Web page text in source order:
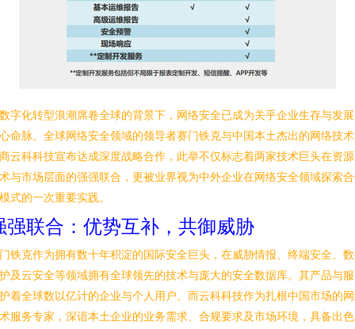
字化转型浪潮席卷全球的背景下，网络安全已成为关乎企业生存与发
命脉。全球网络安全领域的领导者赛门铁克与中国本土杰出的网络技
云科科技宣布达成深度战略合作，此举不仅标志着两家技术巨头在资
与市场层面的强强联合，更被业界视为中外企业在网络安全领域探索
式的一次重要实践。
强联合：优势互补，共御威胁
铁克作为拥有数十年积淀的国际安全巨头，在威胁情报、终端安全、
及云安全等领域拥有全球领先的技术与庞大的安全数据库。其产品与
着全球数以亿计的企业与个人用户。而云科科技作为扎根中国市场的
服务专家，深谙本土企业的业务需求、合规要求及市场环境，具备出